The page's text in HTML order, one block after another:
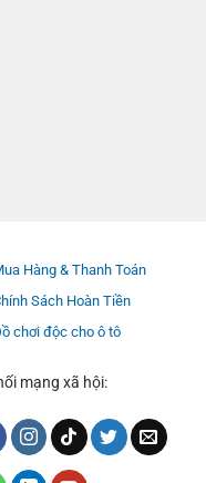
Hàng & Thanh Toán
Sách Hoàn Tiền
chơi độc cho ô tô
mạng xã hội: